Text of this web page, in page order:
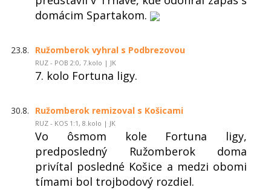
domácim Spartakom.
23.8. Ružomberok vyhral s Podbrezovou
RUZ - POB 2:0, 7.kolo | JK
7. kolo Fortuna ligy.
30.8. Ružomberok remizoval s Košicami
RUZ - KOS 1:1, 8.kolo | JK
Vo ôsmom kole Fortuna ligy,
predposledný Ružomberok doma
privítal posledné Košice a medzi obomi
tímami bol trojbodový rozdiel.